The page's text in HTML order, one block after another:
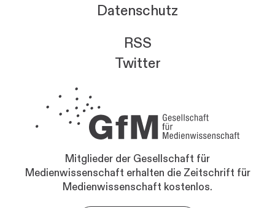
Datenschutz
RSS
Twitter
Mitglieder der Gesellschaft für
Medienwissenschaft erhalten die Zeitschrift für
Medienwissenschaft kostenlos.